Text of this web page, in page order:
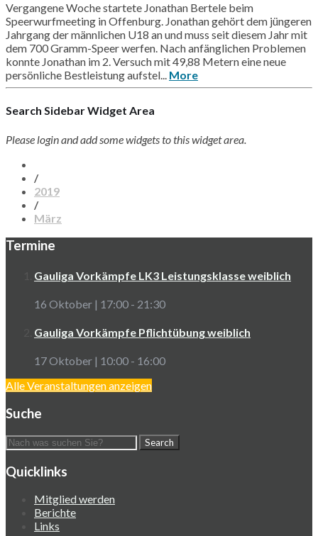
Vergangene Woche startete Jonathan Bertele beim
Speerwurfmeeting in Offenburg. Jonathan gehört dem jüngeren
Jahrgang der männlichen U18 an und muss seit diesem Jahr mit
dem 700 Gramm-Speer werfen. Nach anfänglichen Problemen
konnte Jonathan im 2. Versuch mit 49,88 Metern eine neue
persönliche Bestleistung aufstel... More
Search Sidebar Widget Area
Please login and add some widgets to this widget area.
/
2019
/
März
Termine
Gauliga Vorkämpfe LK3 Leistungsklasse weiblich
16 Oktober | 17:00 - 21:30
Gauliga Vorkämpfe Pflichtübung weiblich
17 Oktober | 10:00 - 16:00
Alle Veranstaltungen anzeigen
Suche
Quicklinks
Mitglied werden
Berichte
Links